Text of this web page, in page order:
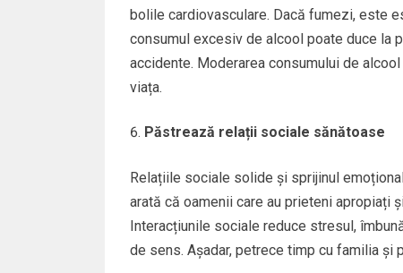
bolile cardiovasculare. Dacă fumezi, este
consumul excesiv de alcool poate duce la
accidente. Moderarea consumului de
viața.
Păstrează relații sociale sănătoase
Relațiile sociale solide și sprijinul
arată că oamenii care au prieteni apropiați
Interacțiunile sociale reduce stresul,
de sens. Așadar, petrece timp cu familia